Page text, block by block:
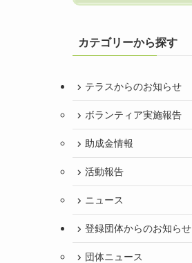
カテゴリーから探す
テラスからのお知らせ
ボランティア実施報告
助成金情報
活動報告
ニュース
登録団体からのお知らせ
団体ニュース